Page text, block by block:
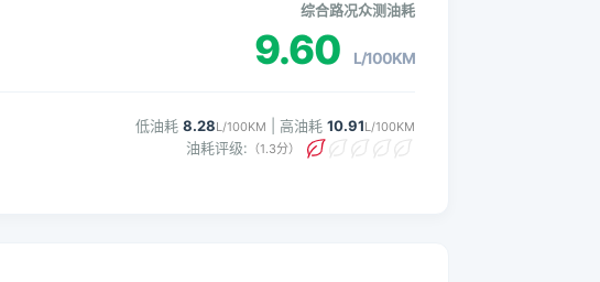
综合路况众测油耗
9.60 L/100KM
低油耗 8.28L/100KM | 高油耗 10.91L/100KM
油耗评级: （1.3分）